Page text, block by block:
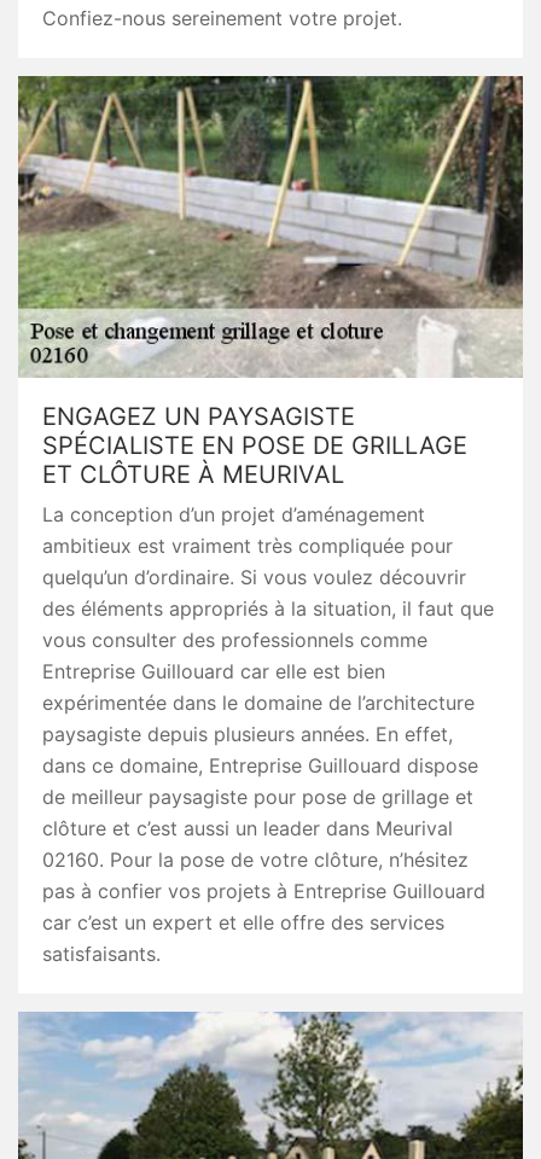
Confiez-nous sereinement votre projet.
ENGAGEZ UN PAYSAGISTE
SPÉCIALISTE EN POSE DE GRILLAGE
ET CLÔTURE À MEURIVAL
La conception d’un projet d’aménagement
ambitieux est vraiment très compliquée pour
quelqu’un d’ordinaire. Si vous voulez découvrir
des éléments appropriés à la situation, il faut que
vous consulter des professionnels comme
Entreprise Guillouard car elle est bien
expérimentée dans le domaine de l’architecture
paysagiste depuis plusieurs années. En effet,
dans ce domaine, Entreprise Guillouard dispose
de meilleur paysagiste pour pose de grillage et
clôture et c’est aussi un leader dans Meurival
02160. Pour la pose de votre clôture, n’hésitez
pas à confier vos projets à Entreprise Guillouard
car c’est un expert et elle offre des services
satisfaisants.